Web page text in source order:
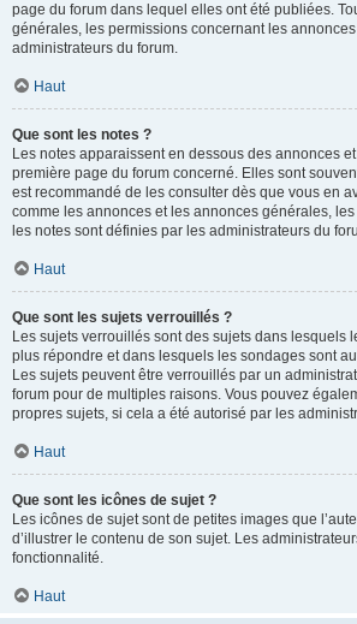
page du forum dans lequel elles ont été publiées.
générales, les permissions concernant les
administrateurs du forum.
Haut
Que sont les notes ?
Les notes apparaissent en dessous des annonces
première page du forum concerné. Elles sont
est recommandé de les consulter dès que vous en
comme les annonces et les annonces générales,
les notes sont définies par les administrateurs du
Haut
Que sont les sujets verrouillés ?
Les sujets verrouillés sont des sujets dans lesquels
plus répondre et dans lesquels les sondages sont
Les sujets peuvent être verrouillés par un
forum pour de multiples raisons. Vous pouvez
propres sujets, si cela a été autorisé par les
Haut
Que sont les icônes de sujet ?
Les icônes de sujet sont de petites images que
d’illustrer le contenu de son sujet. Les
fonctionnalité.
Haut